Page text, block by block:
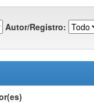
Autor/Registro: